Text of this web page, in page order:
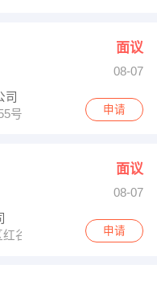
面议
08-07
司
号学而优教育
申请
面议
08-07
谷中大道汉昀孵化器2楼
申请